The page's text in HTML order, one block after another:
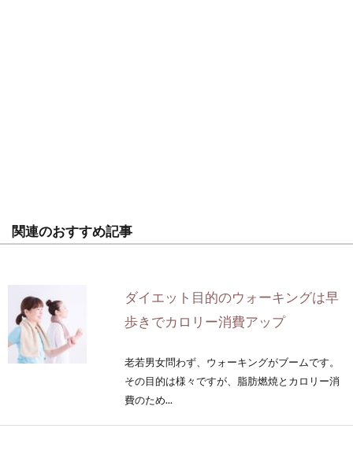
関連のおすすめ記事
ダイエット目的のウォーキングは早
歩きでカロリー消費アップ
老若男女問わず、ウォーキングがブームです。
その目的は様々ですが、脂肪燃焼とカロリー消
費のため...